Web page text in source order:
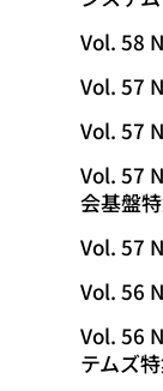
Vol. 58
Vol. 57
Vol. 57
Vol. 57
会基盤
Vol. 57
Vol. 56
Vol. 56
テムズ